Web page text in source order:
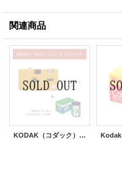
関連商品
KODAK（コダック）M35 フィルムカメラ｜イエロー ＋ FUJIFILM400 36枚撮り｜1本パック プレゼント中！